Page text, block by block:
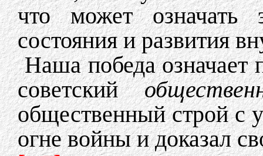
что может означать
состояния и развития
Наша победа означает
советский
общественный строй с
огне войны и доказал